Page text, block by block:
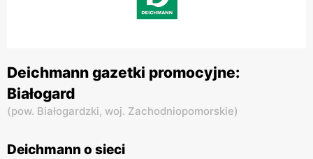
Deichmann gazetki promocyjne:
Białogard
(pow. Białogardzki, woj. Zachodniopomorskie)
Deichmann o sieci